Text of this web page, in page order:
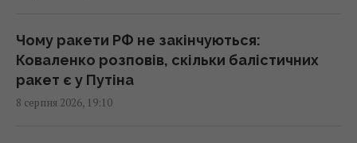
Норвезькі військові навчають ЗСУ "духу
вікінгів" для виживання на фронті, - BI
17:38 субота, 08 серпня 2026
Чому ракети РФ не закінчуються:
Коваленко розповів, скільки балістичних
ракет є у Путіна
8 серпня 2026, 19:10